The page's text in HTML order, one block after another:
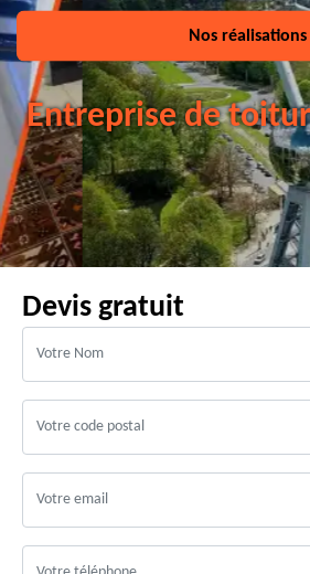
Nos réalisations
Entreprise de
Devis gratuit